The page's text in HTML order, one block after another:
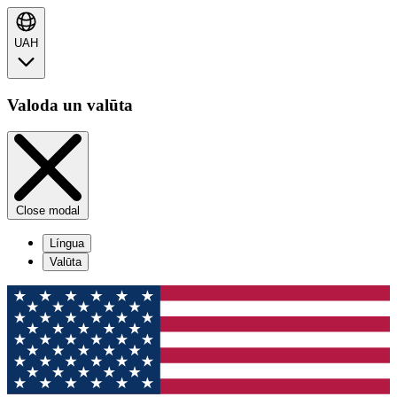
UAH
Valoda un valūta
Close modal
Língua
Valūta